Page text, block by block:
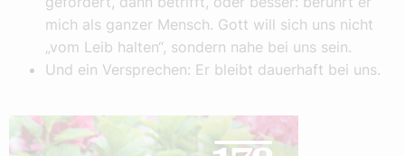
mich als ganzer Mensch. Gott will sich uns nicht
„vom Leib halten“, sondern nahe bei uns sein.
Und ein Versprechen: Er bleibt dauerhaft bei uns.